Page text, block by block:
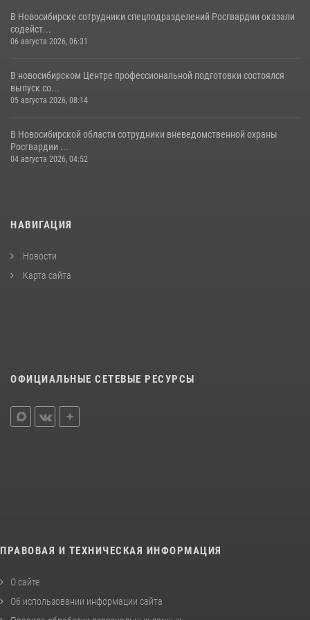
В Новосибирске сотрудники спецподразделений Росгвардии оказали
содейст...
06 августа 2026, 06:31
В новосибирском Центре профессиональной подготовки состоялся
выпуск со...
05 августа 2026, 08:14
В Новосибирской области сотрудники вневедомственной охраны
Росгвардии ...
04 августа 2026, 04:52
НАВИГАЦИЯ
Новости
Карта сайта
ОФИЦИАЛЬНЫЕ СЕТЕВЫЕ РЕСУРСЫ
ПРАВОВАЯ И ТЕХНИЧЕСКАЯ ИНФОРМАЦИЯ
О сайте
Об использовании информации сайта